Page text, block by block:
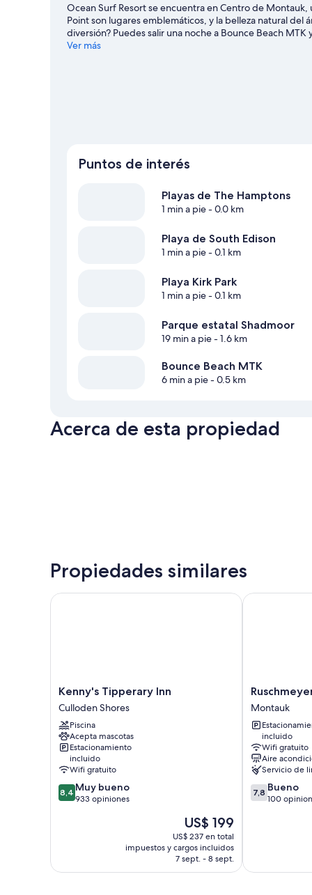
Ocean Surf Resort se encuentra en Centro de
Point son lugares emblemáticos, y la belleza natural del
diversión? Puedes salir una noche a Bounce Beach
puedes hacer paseos a caballo y caminatas o ciclismo
Ver más
Puntos de interés
Playas de The Hamptons
1 min a pie- 0.0 km
Playa de South Edison
1 min a pie- 0.1 km
Playa Kirk Park
1 min a pie- 0.1 km
Parque estatal Shadmoor
19 min a pie- 1.6 km
Bounce Beach MTK
6 min a pie- 0.5 km
Acerca de esta propiedad
Propiedades similares
Kenny's
Tipperary
Inn
Culloden
Shores
Kenny's Tipperary Inn
Culloden Shores
Piscina
Acepta mascotas
Estacionamiento
incluido
Wifi gratuito
8.4
de
8,4 Muy bueno
933 opiniones
El
precio
actual
es
de
US$ 199
US$ 237 en total
impuestos y cargos incluidos
7 sept. - 8 sept.
Kenny's Tipperary Inn
Ruschmeyers
Montauk
Montauk
incluido
Wifi gratuito
Aire
Servicio de
7.8
de
7,8 Bueno
100
Ruschmeyers